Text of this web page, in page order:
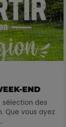
END
des
Que vous ayez